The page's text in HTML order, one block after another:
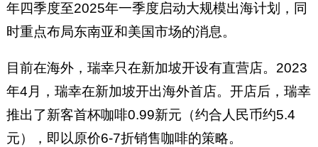
年四季度至2025年一季度启动大规模出海计划，同
时重点布局东南亚和美国市场的消息。
目前在海外，瑞幸只在新加坡开设有直营店。2023
年4月，瑞幸在新加坡开出海外首店。开店后，瑞幸
推出了新客首杯咖啡0.99新元（约合人民币约5.4
元），即以原价6-7折销售咖啡的策略。